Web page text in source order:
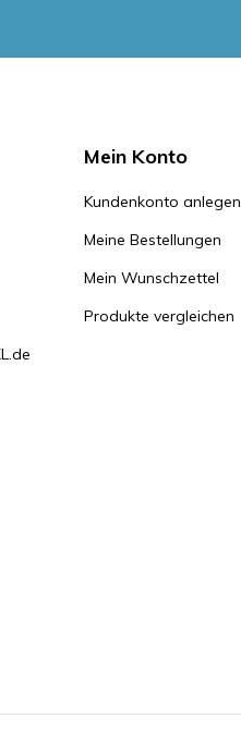
Mein Konto
Kundenkonto anlegen
Meine Bestellungen
Mein Wunschzettel
Produkte vergleichen